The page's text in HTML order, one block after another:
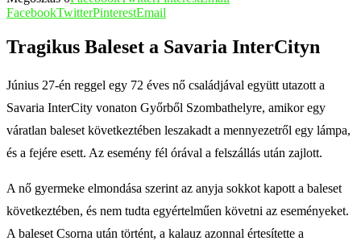
FacebookTwitterPinterestEmail
Tragikus Baleset a Savaria InterCityn
Június 27-én reggel egy 72 éves nő családjával együtt utazott a
Savaria InterCity vonaton Győrből Szombathelyre, amikor egy
váratlan baleset következtében leszakadt a mennyezetről egy lámpa,
és a fejére esett. Az esemény fél órával a felszállás után zajlott.
A nő gyermeke elmondása szerint az anyja sokkot kapott a baleset
következtében, és nem tudta egyértelműen követni az eseményeket.
A baleset Csorna után történt, a kalauz azonnal értesítette a